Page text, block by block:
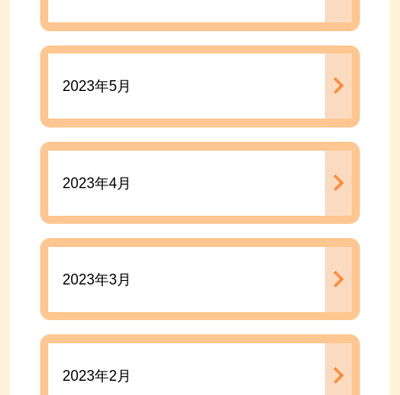
2023年5月
2023年4月
2023年3月
2023年2月